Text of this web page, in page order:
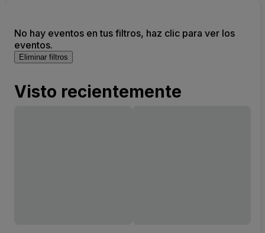
No hay eventos en tus filtros, haz clic para ver los
eventos.
Eliminar filtros
Visto recientemente